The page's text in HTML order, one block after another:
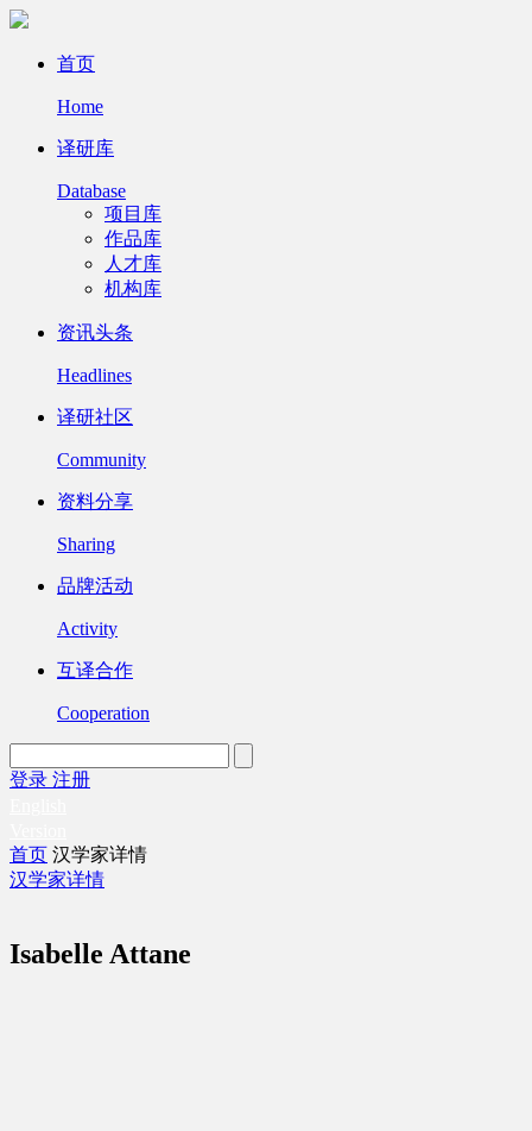
首页
Home
译研库
Database
项目库
作品库
人才库
机构库
资讯头条
Headlines
译研社区
Community
资料分享
Sharing
品牌活动
Activity
互译合作
Cooperation
登录 注册
首页 汉学家详情
汉学家详情
Isabelle Attane